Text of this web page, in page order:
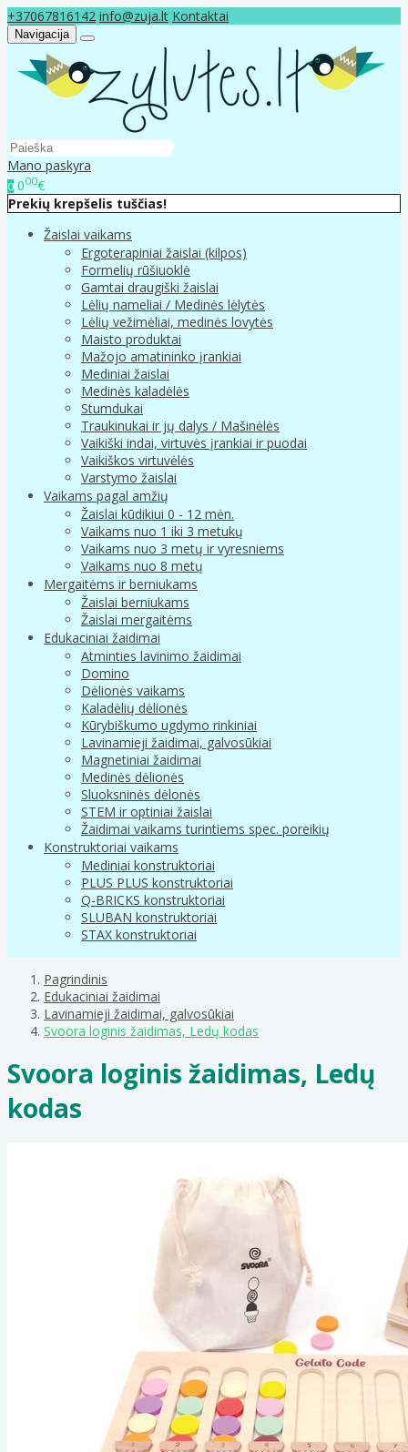
+37067816142 info@zuja.lt Kontaktai
Navigacija
Mano paskyra
0 000€
Prekių krepšelis tuščias!
Žaislai vaikams
Ergoterapiniai žaislai (kilpos)
Formelių rūšiuoklė
Gamtai draugiški žaislai
Lėlių nameliai / Medinės lėlytės
Lėlių vežimėliai, medinės lovytės
Maisto produktai
Mažojo amatininko įrankiai
Mediniai žaislai
Medinės kaladėlės
Stumdukai
Traukinukai ir jų dalys / Mašinėlės
Vaikiški indai, virtuvės įrankiai ir puodai
Vaikiškos virtuvėlės
Varstymo žaislai
Vaikams pagal amžių
Žaislai kūdikiui 0 - 12 mėn.
Vaikams nuo 1 iki 3 metukų
Vaikams nuo 3 metų ir vyresniems
Vaikams nuo 8 metų
Mergaitėms ir berniukams
Žaislai berniukams
Žaislai mergaitėms
Edukaciniai žaidimai
Atminties lavinimo žaidimai
Domino
Dėlionės vaikams
Kaladėlių dėlionės
Kūrybiškumo ugdymo rinkiniai
Lavinamieji žaidimai, galvosūkiai
Magnetiniai žaidimai
Medinės dėlionės
Sluoksninės dėlonės
STEM ir optiniai žaislai
Žaidimai vaikams turintiems spec. poreikių
Konstruktoriai vaikams
Mediniai konstruktoriai
PLUS PLUS konstruktoriai
Q-BRICKS konstruktoriai
SLUBAN konstruktoriai
STAX konstruktoriai
Pagrindinis
Edukaciniai žaidimai
Lavinamieji žaidimai, galvosūkiai
Svoora loginis žaidimas, Ledų kodas
Svoora loginis žaidimas, Ledų
kodas